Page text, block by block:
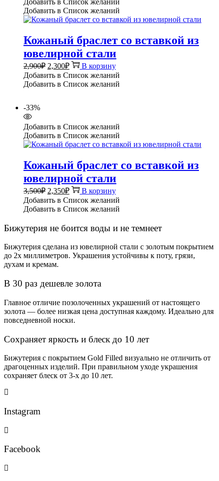
Добавить в Список желаний
Добавить в Список желаний
Кожаный браслет со вставкой из
ювелирной стали
2,900₽ Первоначальная
цена
составляла
2,300₽Текущая
цена:
2,300₽.
В корзину
Добавить в Список желаний
Добавить в Список желаний
-33%
Добавить в Список желаний
Добавить в Список желаний
Кожаный браслет со вставкой из
ювелирной стали
3,500₽ Первоначальная
цена
составляла
2,350₽Текущая
цена:
2,350₽.
В корзину
Добавить в Список желаний
Добавить в Список желаний
Бижутерия не боится воды и не темнеет
Бижутерия сделана из ювелирной стали с золотым покрытием
до 2х миллиметров. Украшения устойчивы к поту, грязи,
духам и кремам.
В 30 раз дешевле золота
Главное отличие позолоченных украшений от настоящего
золота — более низкая цена доступная каждому. Идеально для
повседневной носки.
Сохраняет яркость и блеск до 10 лет
Бижутерия с покрытием Gold Filled визуально не отличить от
драгоценных изделий. При правильном уходе украшения
сохраняет блеск от 3-х до 10 лет.
Instagram
Facebook